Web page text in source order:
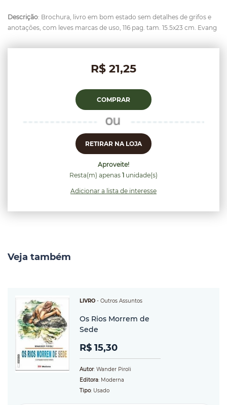
Descrição: Brochura, livro em bom estado sem detalhes de grifos e
anotações, com leves marcas de uso, 116 pag. tam. 15.5x23 cm. Evang
R$ 21,25
COMPRAR
RETIRAR NA LOJA
Aproveite!
Resta(m) apenas 1 unidade(s)
Adicionar a lista de interesse
Veja também
LIVRO - Outros Assuntos
Os Rios Morrem de
Sede
R$ 15,30
Autor: Wander Piroli
Editora: Moderna
Tipo: Usado